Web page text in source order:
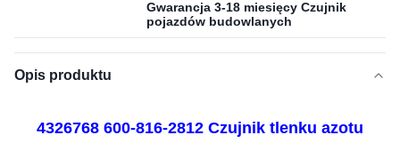
Gwarancja 3-18 miesięcy Czujnik
pojazdów budowlanych
Opis produktu
4326768 600-816-2812 Czujnik tlenku azotu